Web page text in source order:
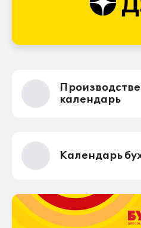
календарь
Календарь